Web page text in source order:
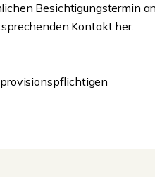
Besichtigungstermin
Kontakt her.